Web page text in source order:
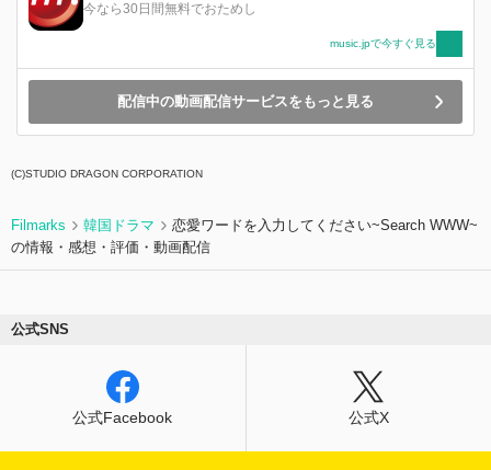
今なら30日間無料でおためし
music.jpで今すぐ見る
配信中の動画配信サービスをもっと見る
(C)STUDIO DRAGON CORPORATION
Filmarks 韓国ドラマ
恋愛ワードを入力してください~Search WWW~
の情報・感想・評価・動画配信
公式SNS
公式Facebook 公式X